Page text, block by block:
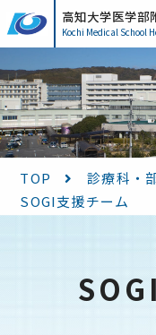
高知大学医学部
Kochi Medical School
日本語
TOP 診療科・
SOGI支援チーム